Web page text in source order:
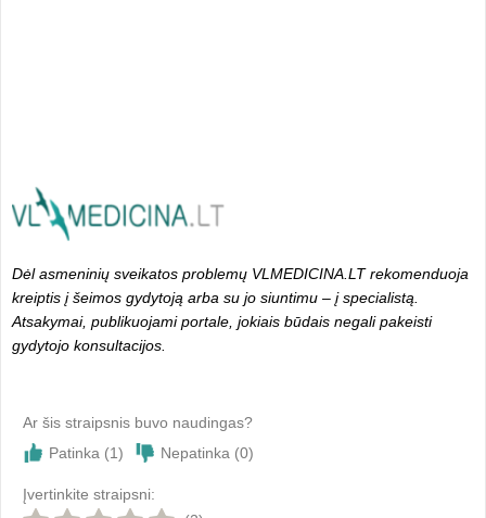
Dėl asmeninių sveikatos problemų VLMEDICINA.LT rekomenduoja
kreiptis į šeimos gydytoją arba su jo siuntimu – į specialistą.
Atsakymai, publikuojami portale, jokiais būdais negali pakeisti
gydytojo konsultacijos.
Ar šis straipsnis buvo naudingas?
Patinka (1) Nepatinka (0)
Įvertinkite straipsni: